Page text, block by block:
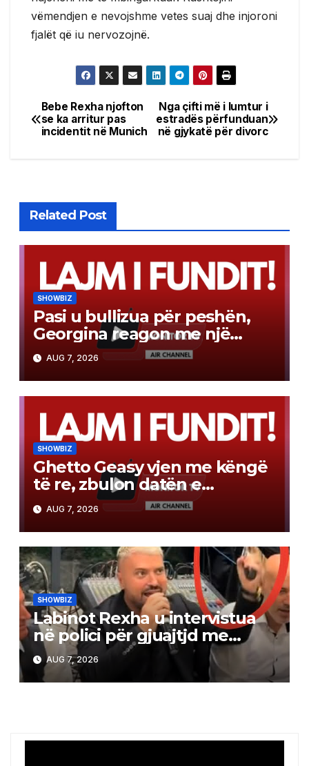
vëmendjen e nevojshme vetes suaj dhe injoroni
fjalët që iu nervozojnë.
Post
navigation
Nga çifti më i lumtur i
estradës përfunduan
në gjykatë për divorc
Bebe Rexha njofton
se ka arritur pas
incidentit në Munich
Related Post
SHOWBIZ
Pasi u bullizua për peshën,
Georgina reagon me një
mesazh të fuqishëm
AUG 7, 2026
SHOWBIZ
Ghetto Geasy vjen me këngë
të re, zbulon datën e
publikimit (Video)
AUG 7, 2026
SHOWBIZ
Labinot Rexha u intervistua
në polici për gjuajtjd me
revole, ja versioni i tij
AUG 7, 2026